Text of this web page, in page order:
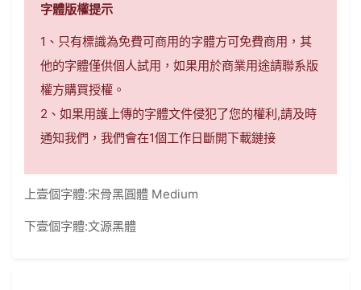
字體版權提示
1、只有標識為免費可商用的字體方可免費商用，其
他的字體僅供個人試用，如果用於商業用途請聯系版
權方購買授權。
2、如果用護上傳的字體文件侵犯了您的權利,請及時
通知我們，我們會在1個工作日斷開下載鏈接
上壹個字體:宋骨黑圓體 Medium
下壹個字體:文源黑體